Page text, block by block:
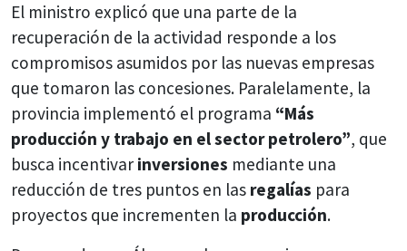
El ministro explicó que una parte de la
recuperación de la actividad responde a los
compromisos asumidos por las nuevas empresas
que tomaron las concesiones. Paralelamente, la
provincia implementó el programa “Más
producción y trabajo en el sector petrolero”, que
busca incentivar inversiones mediante una
reducción de tres puntos en las regalías para
proyectos que incrementen la producción.